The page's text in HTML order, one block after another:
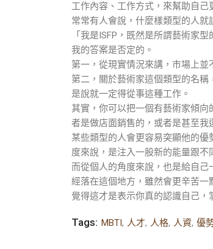
工作內容、工作方式，來幫助自己
常常有人會說，什麼樣類型的人就
「我是ISFP，既然是所謂藝術家
我的答案是否定的。
第一，從現實情況來講，市場上並
第二，關於藝術家這個類型的名
是說就一定得從事這種工作。
其實，你可以把一個有藝術家傾
者是做店面銷售的，或者是甚至
某些類型的人會更容易突顯他的
度來說，是注入一股新的能量跟不
而從個人的角度來說，也是給自
經落在這個地方，雖然會更辛苦
覺得這才是表示你真的認識自己，
Tags: MBTI, 人才, 人格, 人資, 優